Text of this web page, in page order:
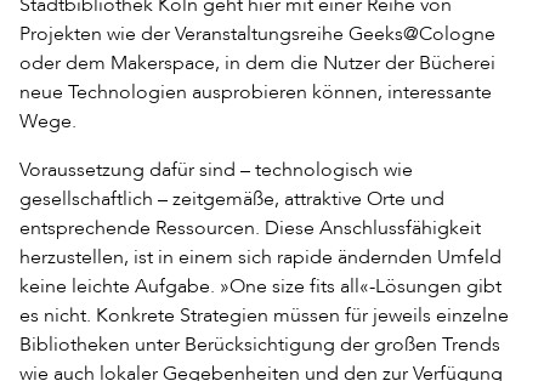
Projekten wie der Veranstaltungsreihe Geeks@Cologne
oder dem Makerspace, in dem die Nutzer der Bücherei
neue Technologien ausprobieren können, interessante
Wege.
Voraussetzung dafür sind – technologisch wie
gesellschaftlich – zeitgemäße, attraktive Orte und
entsprechende Ressourcen. Diese Anschlussfähigkeit
herzustellen, ist in einem sich rapide ändernden Umfeld
keine leichte Aufgabe. »One size fits all«-Lösungen gibt
es nicht. Konkrete Strategien müssen für jeweils einzelne
Bibliotheken unter Berücksichtigung der großen Trends
wie auch lokaler Gegebenheiten und den zur Verfügung